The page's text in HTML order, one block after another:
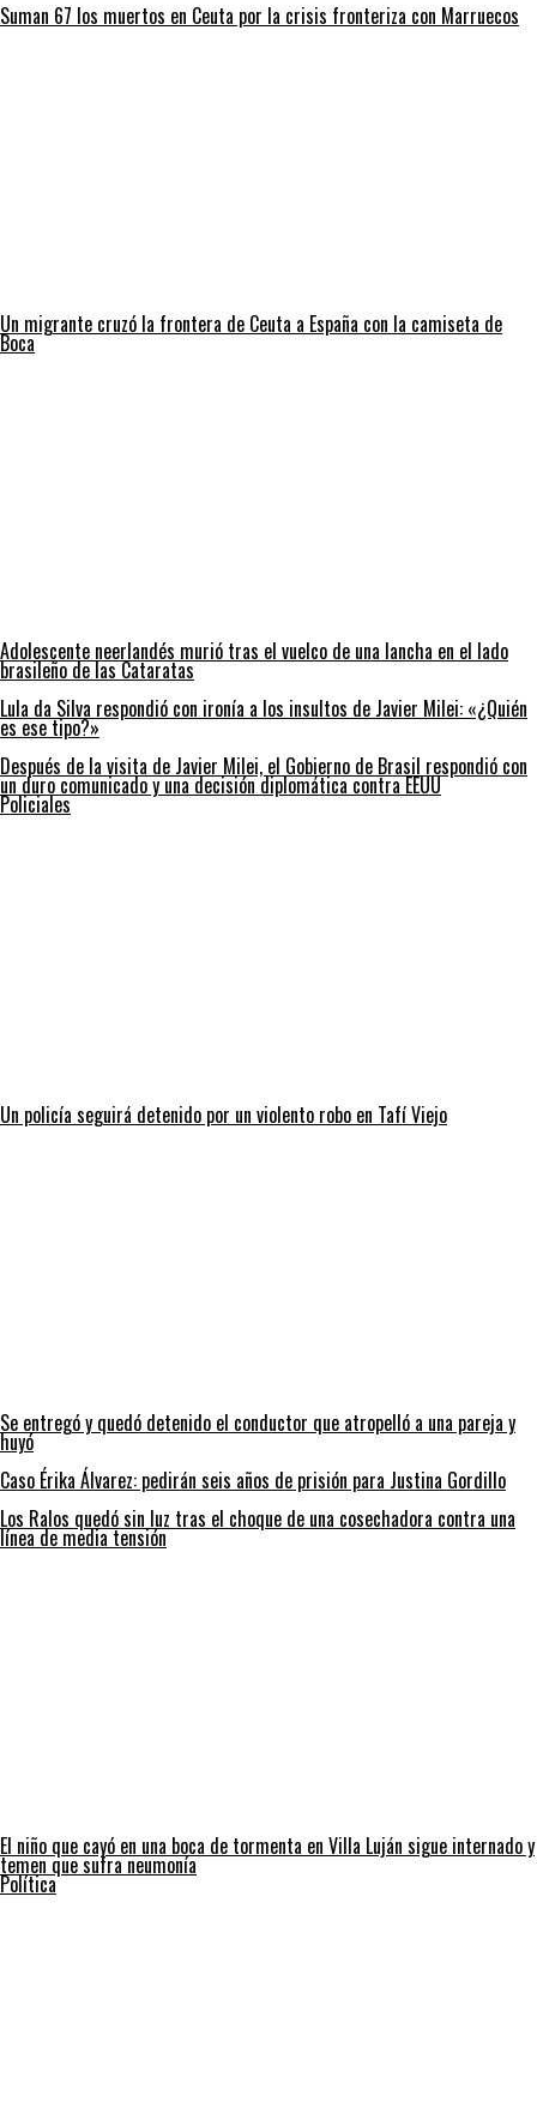
Suman 67 los muertos en Ceuta por la crisis fronteriza con Marruecos
Un migrante cruzó la frontera de Ceuta a España con la camiseta de
Boca
Adolescente neerlandés murió tras el vuelco de una lancha en el lado
brasileño de las Cataratas
Lula da Silva respondió con ironía a los insultos de Javier Milei: «¿Quién
es ese tipo?»
Después de la visita de Javier Milei, el Gobierno de Brasil respondió con
un duro comunicado y una decisión diplomática contra EEUU
Policiales
Un policía seguirá detenido por un violento robo en Tafí Viejo
Se entregó y quedó detenido el conductor que atropelló a una pareja y
huyó
Caso Érika Álvarez: pedirán seis años de prisión para Justina Gordillo
Los Ralos quedó sin luz tras el choque de una cosechadora contra una
línea de media tensión
El niño que cayó en una boca de tormenta en Villa Luján sigue internado y
temen que sufra neumonía
Política